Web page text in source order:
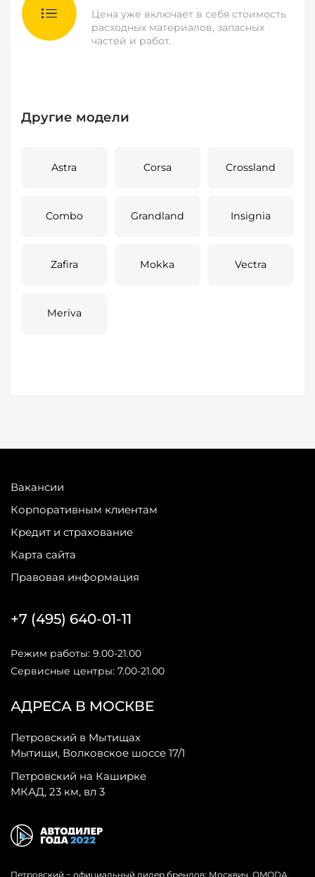
Цена уже включает в себя стоимость
расходных материалов, запасных
частей и работ.
Другие модели
Astra Corsa Crossland
Combo Grandland Insignia
Zafira Mokka Vectra
Meriva
Вакансии
Корпоративным клиентам
Кредит и страхование
Карта сайта
Правовая информация
АДРЕСА В МОСКВЕ
Петровский в Мытищах
Мытищи, Волковское шоссе 17/1
Петровский на Каширке
МКАД, 23 км, вл 3
+7 (495) 640-01-11
Режим работы: 9.00-21.00
Сервисные центры: 7.00-21.00
Петровский − официальный дилер брендов: Москвич, OMODA,